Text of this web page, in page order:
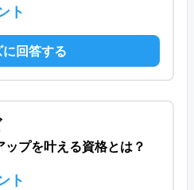
ト
回答する
プを叶える資格とは？
ト